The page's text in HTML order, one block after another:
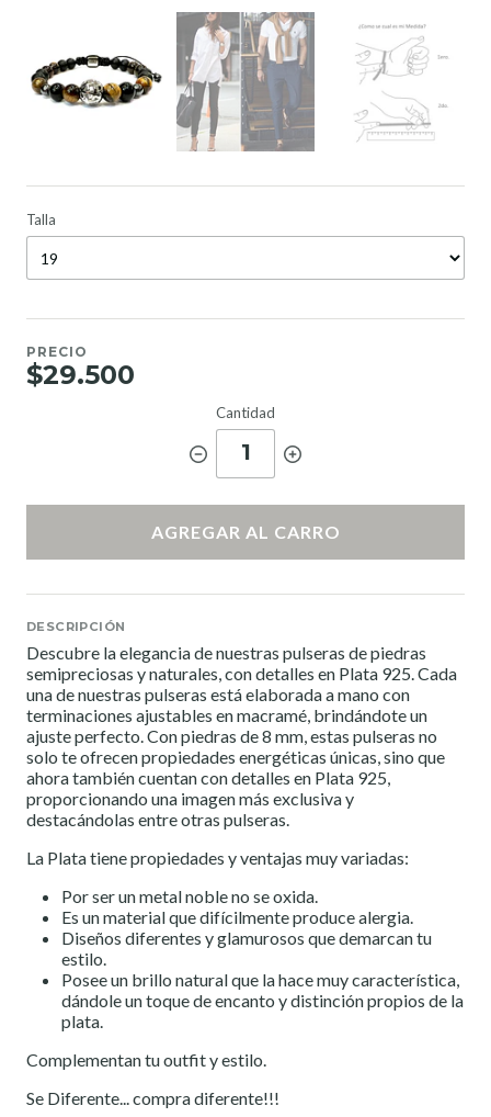
Talla
PRECIO
$29.500
Cantidad
1
AGREGAR AL CARRO
DESCRIPCIÓN
Descubre la elegancia de nuestras pulseras de piedras
semipreciosas y naturales, con detalles en Plata 925. Cada
una de nuestras pulseras está elaborada a mano con
terminaciones ajustables en macramé, brindándote un
ajuste perfecto. Con piedras de 8 mm, estas pulseras no
solo te ofrecen propiedades energéticas únicas, sino que
ahora también cuentan con detalles en Plata 925,
proporcionando una imagen más exclusiva y
destacándolas entre otras pulseras.
La Plata tiene propiedades y ventajas muy variadas:
Por ser un metal noble no se oxida.
Es un material que difícilmente produce alergia.
Diseños diferentes y glamurosos que demarcan tu
estilo.
Posee un brillo natural que la hace muy característica,
dándole un toque de encanto y distinción propios de la
plata.
Complementan tu outfit y estilo.
Se Diferente... compra diferente!!!